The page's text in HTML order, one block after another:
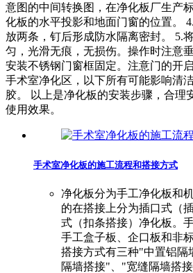
意图的中间转换图，在净化板厂生产
化板的水平投影和地面门窗的位置。
放两条，钉后形成防水隔离密封。 5.
匀，光滑无痕，无损伤。操作时注意
安装不锈钢门窗框固定。注意门的开
手术室净化区，以下所有可能影响清
胶。 以上是净化板的安装步骤，合理
使用效果。
手术室净化板的施工流程和搭接方式
净化板分为手工净化板和
的在搭接上分为插口式（
式（扣条搭接）净化板。
手工盒子板、企口板和非
搭接方式有三种"中置铝
隔墙搭接"、"宽缝隔墙搭